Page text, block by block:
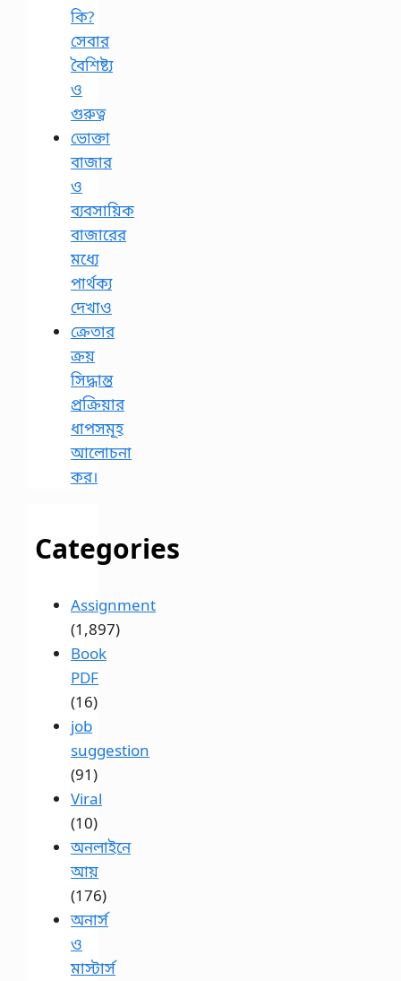
কি?
সেবার
বৈশিষ্ট্য
ও
গুরুত্ব
ভোক্তা
বাজার
ও
ব্যবসায়িক
বাজারের
মধ্যে
পার্থক্য
দেখাও
ক্রেতার
ক্রয়
সিদ্ধান্ত
প্রক্রিয়ার
ধাপসমূহ
আলোচনা
কর।
Categories
Assignment
(1,897)
Book
PDF
(16)
job
suggestion
(91)
Viral
(10)
অনলাইনে
আয়
(176)
অনার্স
ও
মাস্টার্স